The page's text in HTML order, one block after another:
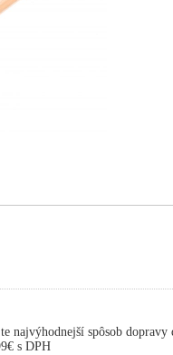
najvýhodnejší spôsob
s DPH